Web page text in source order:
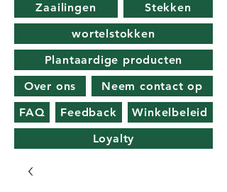
Zaailingen
Stekken
wortelstokken
Plantaardige producten
Over ons
Neem contact op
FAQ
Feedback
Winkelbeleid
Loyalty